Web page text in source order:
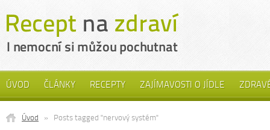
ÚVOD ČLÁNKY RECEPTY ZAJÍMAVOSTI O JÍDLE
Úvod » Posts tagged "nervový systém"